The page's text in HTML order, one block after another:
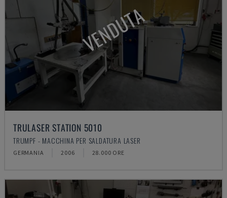
VENDUTA
TRULASER STATION 5010
TRUMPF - MACCHINA PER SALDATURA LASER
GERMANIA 2006 28.000 ORE